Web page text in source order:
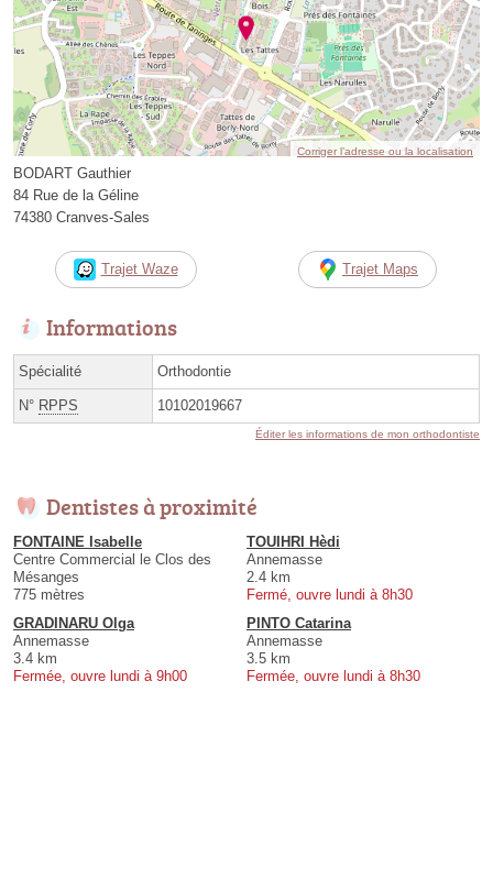
Corriger l’adresse ou la localisation
BODART Gauthier
84 Rue de la Géline
74380 Cranves-Sales
Trajet Waze Trajet Maps
Informations
Spécialité Orthodontie
N° RPPS 10102019667
Éditer les informations de mon orthodontiste
Dentistes à proximité
FONTAINE Isabelle
Centre Commercial le Clos des
Mésanges
775 mètres
TOUIHRI Hèdi
Annemasse
2.4 km
Fermé, ouvre lundi à 8h30
GRADINARU Olga
Annemasse
3.4 km
Fermée, ouvre lundi à 9h00
PINTO Catarina
Annemasse
3.5 km
Fermée, ouvre lundi à 8h30